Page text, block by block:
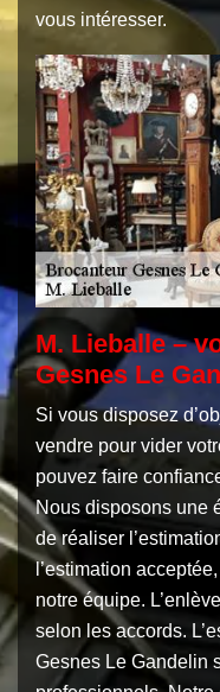
vous intéresser.
M. Lieballe –
Gesnes Le
Si vous disposez
vendre pour vider
pouvez faire
Nous disposons une
de réaliser
l’estimation
notre équipe.
selon les accords.
Gesnes Le Gandelin